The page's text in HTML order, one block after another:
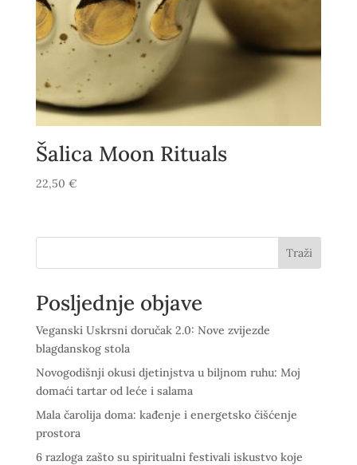
Šalica Moon Rituals
22,50 €
Traži
Posljednje objave
Veganski Uskrsni doručak 2.0: Nove zvijezde
blagdanskog stola
Novogodišnji okusi djetinjstva u biljnom ruhu: Moj
domaći tartar od leće i salama
Mala čarolija doma: kađenje i energetsko čišćenje
prostora
6 razloga zašto su spiritualni festivali iskustvo koje